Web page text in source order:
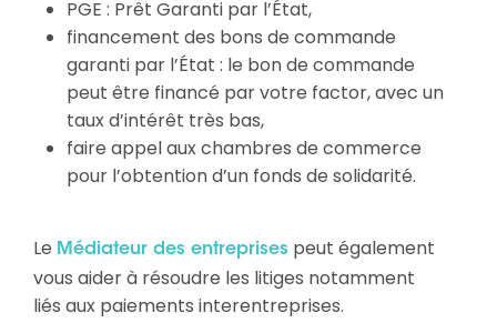
PGE : Prêt Garanti par l’État,
financement des bons de commande
garanti par l’État : le bon de commande
peut être financé par votre factor, avec un
taux d’intérêt très bas,
faire appel aux chambres de commerce
pour l’obtention d’un fonds de solidarité.
Le Médiateur des entreprises peut également
vous aider à résoudre les litiges notamment
liés aux paiements interentreprises.